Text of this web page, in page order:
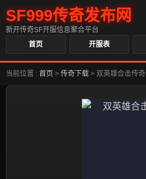
SF999传奇发布网
新开传奇SF开服信息聚合平台
首页
开服表
当前位置 : 首页 > 传奇下载 > 双英雄合击传奇